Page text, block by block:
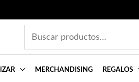
Buscar
MERCHANDISING REGALOS